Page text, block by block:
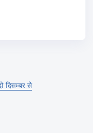
दिसम्बर से